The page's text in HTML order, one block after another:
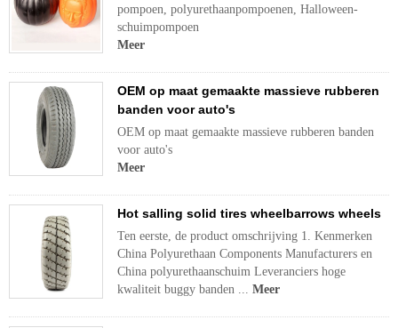
pompoen, polyurethaanpompoenen, Halloween-
schuimpompoen
Meer
OEM op maat gemaakte massieve rubberen
banden voor auto's
OEM op maat gemaakte massieve rubberen banden
voor auto's
Meer
Hot salling solid tires wheelbarrows wheels
Ten eerste, de product omschrijving 1. Kenmerken
China Polyurethaan Components Manufacturers en
China polyurethaanschuim Leveranciers hoge
kwaliteit buggy banden ... Meer